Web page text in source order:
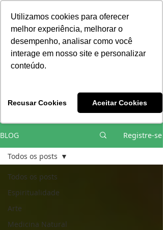
Utilizamos cookies para oferecer
melhor experiência, melhorar o
desempenho, analisar como você
interage em nosso site e personalizar
conteúdo.
Recusar Cookies Aceitar Cookies
Vivências e Cursos Iniciáticos
BLOG Registre-se
Todos os posts
Espiritualidade
Arte
Medicina Natural
Todos os posts